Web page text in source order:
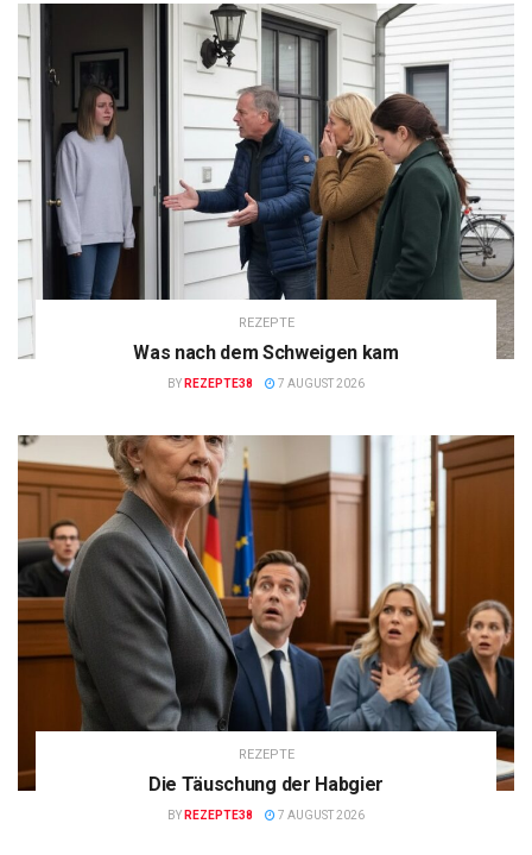
REZEPTE
Was nach dem Schweigen kam
BY REZEPTE38 7 AUGUST 2026
REZEPTE
Die Täuschung der Habgier
BY REZEPTE38 7 AUGUST 2026